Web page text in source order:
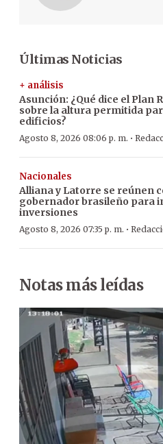
Últimas Noticias
+ análisis
Asunción: ¿Qué dice el Plan
sobre la altura permitida
edificios?
Agosto 8, 2026 08:06 p. m. ·
Nacionales
Alliana y Latorre se reúnen
gobernador brasileño para
inversiones
Agosto 8, 2026 07:35 p. m. ·
Notas más leídas